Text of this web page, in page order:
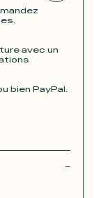
avec un
bien PayPal.